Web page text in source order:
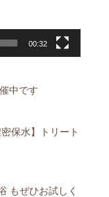
00:32
中です️
保水】トリート
もぜひお試しく